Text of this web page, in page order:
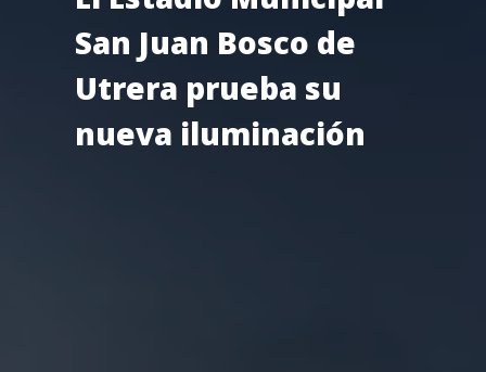
San Juan Bosco de
Utrera prueba su
nueva iluminación